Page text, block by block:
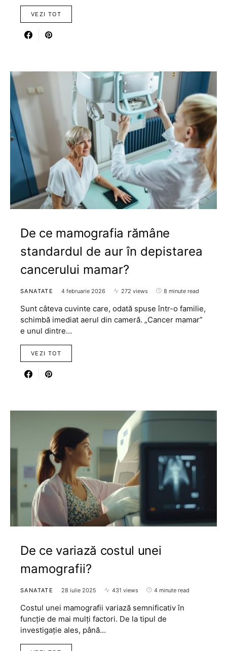
VEZI TOT
De ce mamografia rămâne
standardul de aur în depistarea
cancerului mamar?
SANATATE 4 februarie 2026 272 views 8 minute read
Sunt câteva cuvinte care, odată spuse într-o familie,
schimbă imediat aerul din cameră. „Cancer mamar”
e unul dintre…
VEZI TOT
De ce variază costul unei
mamografii?
SANATATE 28 iulie 2025 431 views 4 minute read
Costul unei mamografii variază semnificativ în
funcție de mai mulți factori. De la tipul de
investigație ales, până…